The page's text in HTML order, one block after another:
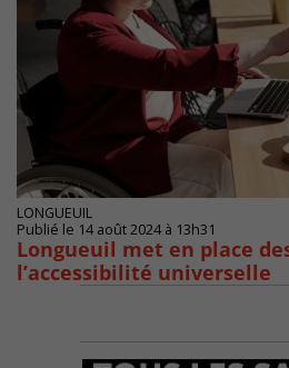
LONGUEUIL
Publié le 14 août 2024 à 13h31
Longueuil met en place
l’accessibilité universelle